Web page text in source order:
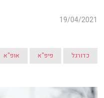
19/04/2021
כדורגל פיפ"א אופ"א